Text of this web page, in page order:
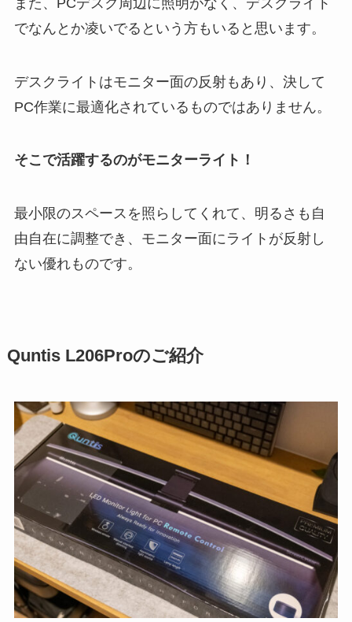
でなんとか凌いでるという方もいると思います。
デスクライトはモニター面の反射もあり、決して
PC作業に最適化されているものではありません。
そこで活躍するのがモニターライト！
最小限のスペースを照らしてくれて、明るさも自
由自在に調整でき、モニター面にライトが反射し
ない優れものです。
Quntis L206Proのご紹介